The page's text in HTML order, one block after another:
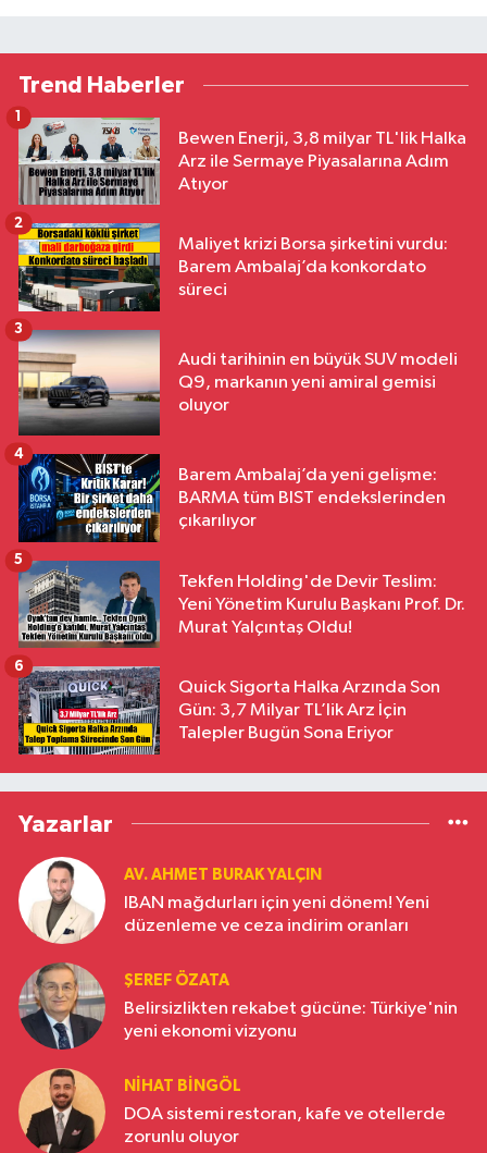
Trend Haberler
Bewen Enerji, 3,8 milyar TL'lik Halka
Arz ile Sermaye Piyasalarına Adım
Atıyor
1
Maliyet krizi Borsa şirketini vurdu:
Barem Ambalaj’da konkordato
süreci
2
Audi tarihinin en büyük SUV modeli
Q9, markanın yeni amiral gemisi
oluyor
3
Barem Ambalaj’da yeni gelişme:
BARMA tüm BIST endekslerinden
çıkarılıyor
4
Tekfen Holding'de Devir Teslim:
Yeni Yönetim Kurulu Başkanı Prof. Dr.
Murat Yalçıntaş Oldu!
5
Quick Sigorta Halka Arzında Son
Gün: 3,7 Milyar TL’lik Arz İçin
Talepler Bugün Sona Eriyor
6
Yazarlar
AV. AHMET BURAK YALÇIN
IBAN mağdurları için yeni dönem! Yeni
düzenleme ve ceza indirim oranları
ŞEREF ÖZATA
Belirsizlikten rekabet gücüne: Türkiye'nin
yeni ekonomi vizyonu
NIHAT BINGÖL
DOA sistemi restoran, kafe ve otellerde
zorunlu oluyor